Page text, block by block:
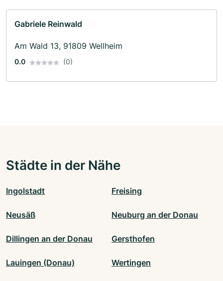
Gabriele Reinwald
Am Wald 13, 91809 Wellheim
0.0 (0)
Städte in der Nähe
Ingolstadt Freising
Neusäß Neuburg an der Donau
Dillingen an der Donau Gersthofen
Lauingen (Donau) Wertingen